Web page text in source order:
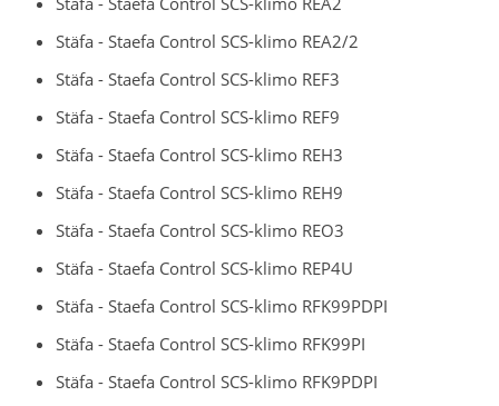
Stäfa - Staefa Control SCS-klimo REA2/2
Stäfa - Staefa Control SCS-klimo REF3
Stäfa - Staefa Control SCS-klimo REF9
Stäfa - Staefa Control SCS-klimo REH3
Stäfa - Staefa Control SCS-klimo REH9
Stäfa - Staefa Control SCS-klimo REO3
Stäfa - Staefa Control SCS-klimo REP4U
Stäfa - Staefa Control SCS-klimo RFK99PDPI
Stäfa - Staefa Control SCS-klimo RFK99PI
Stäfa - Staefa Control SCS-klimo RFK9PDPI